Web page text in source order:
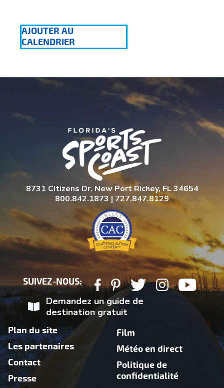
AJOUTER AU
CALENDRIER
8731 Citizens Dr. New Port Richey, FL 34654
800.842.1873 | 727.847.8129
SUIVEZ-NOUS:
Demandez un guide de
destination gratuit
Plan du site
Les partenaires
Contact
Presse
Film
Météo en direct
Politique de
confidentialité